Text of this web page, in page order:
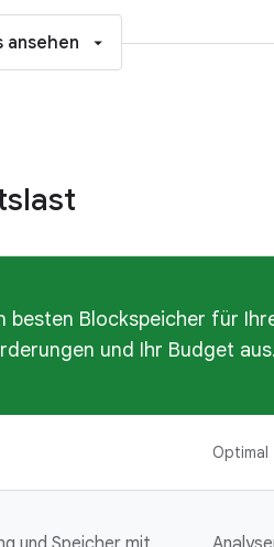
ansehen
besten Blockspeicher für
und Ihr Budget aus.
Optimal